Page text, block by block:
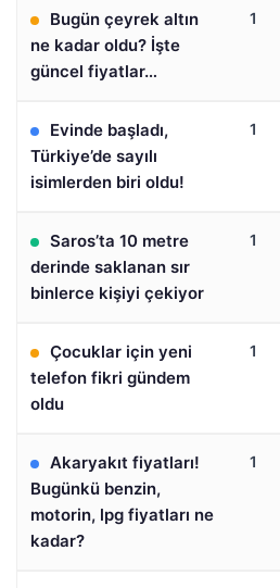
Bugün çeyrek altın
ne kadar oldu? İşte
güncel fiyatlar…
1
Evinde başladı,
Türkiye’de sayılı
isimlerden biri oldu!
1
Saros’ta 10 metre
derinde saklanan sır
binlerce kişiyi çekiyor
1
Çocuklar için yeni
telefon fikri gündem
oldu
1
Akaryakıt fiyatları!
Bugünkü benzin,
motorin, lpg fiyatları ne
kadar?
1